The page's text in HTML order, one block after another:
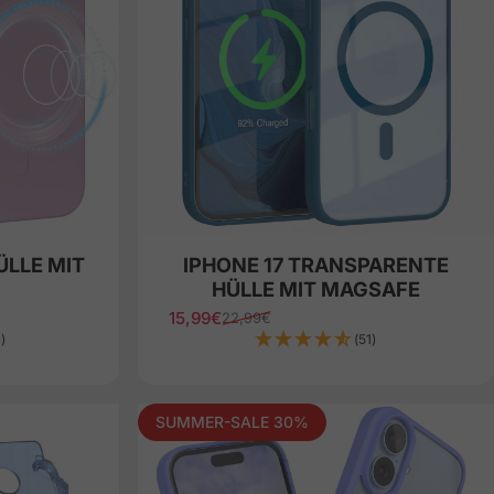
MIT
IPHONE 17 TRANSPARENTE
HÜLLE MIT MAGSAFE
Sale price
15,99€
Regular price
22,99€
(51)
SUMMER-SALE 30%